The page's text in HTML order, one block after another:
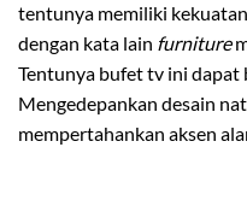
tentunya memiliki
dengan kata lain furniture
Tentunya bufet tv ini dapat
Mengedepankan desain
mempertahankan aksen